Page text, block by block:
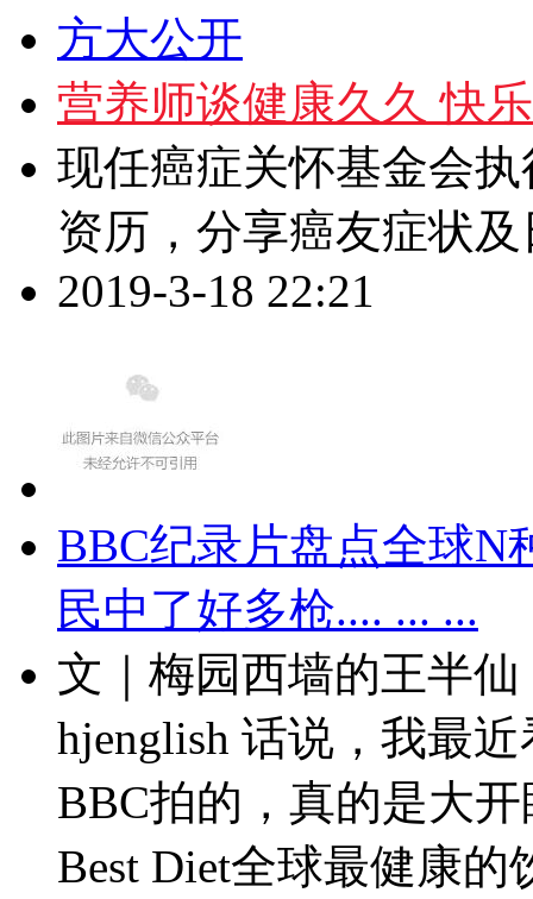
营养师谈健康久久 快
现任癌症关怀基金会
资历，分享癌友症状
2019-3-18 22:21
BBC纪录片盘点全球N
民中了好多枪.... ... ...
文｜梅园西墙的王半
hjenglish 话说，我最
BBC拍的，真的是大开
Best Diet全球最健康